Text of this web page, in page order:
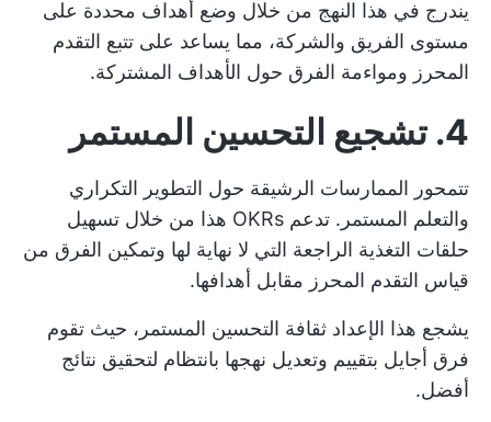
يندرج في هذا النهج من خلال وضع أهداف محددة على
مستوى الفريق والشركة، مما يساعد على تتبع التقدم
المحرز ومواءمة الفرق حول الأهداف المشتركة.
4. تشجيع التحسين المستمر
تتمحور الممارسات الرشيقة حول التطوير التكراري
والتعلم المستمر. تدعم OKRs هذا من خلال تسهيل
حلقات التغذية الراجعة التي لا نهاية لها وتمكين الفرق من
قياس التقدم المحرز مقابل أهدافها.
يشجع هذا الإعداد ثقافة التحسين المستمر، حيث تقوم
فرق أجايل بتقييم وتعديل نهجها بانتظام لتحقيق نتائج
أفضل.